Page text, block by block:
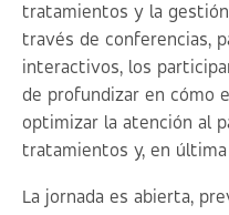
tratamientos y la
través de conferencias,
interactivos, los
de profundizar en cómo
optimizar la atención al
tratamientos y, en
La jornada es abierta,